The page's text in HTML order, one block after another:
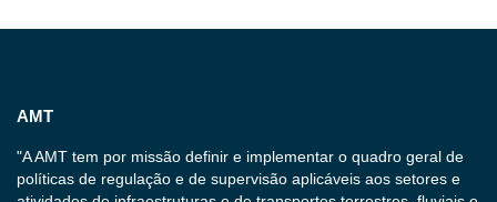
AMT
"A AMT tem por missão definir e implementar o quadro geral de
políticas de regulação e de supervisão aplicáveis aos setores e